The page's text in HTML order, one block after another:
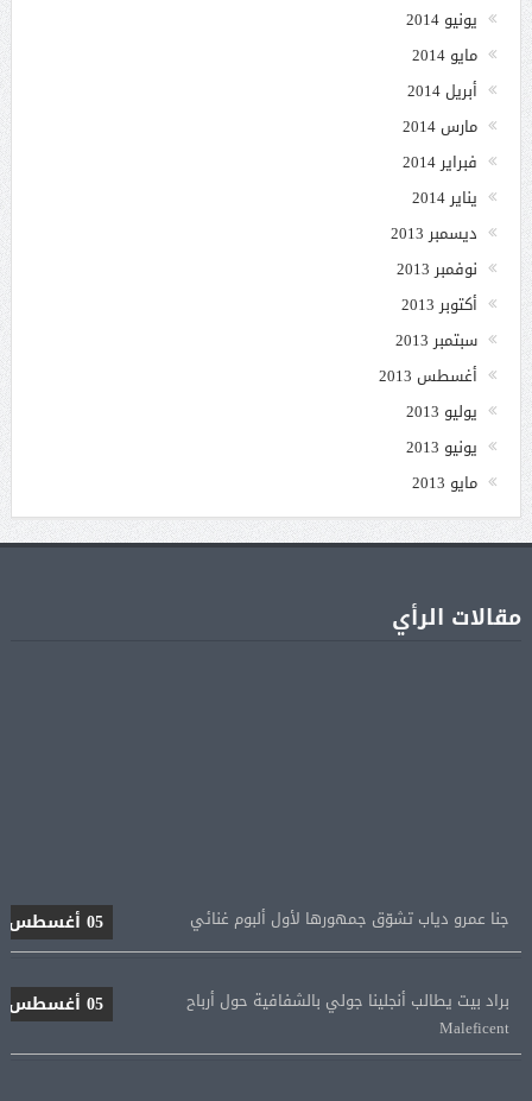
يونيو 2014
مايو 2014
أبريل 2014
مارس 2014
فبراير 2014
يناير 2014
ديسمبر 2013
نوفمبر 2013
أكتوبر 2013
سبتمبر 2013
أغسطس 2013
يوليو 2013
يونيو 2013
مايو 2013
مقالات الرأي
Maleficent